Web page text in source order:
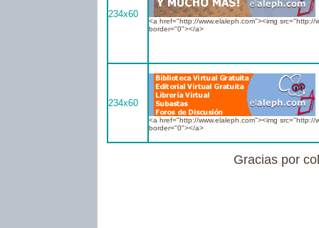
234x60
<a href="http://www.elaleph.com"><img
border="0"></a>
234x60
<a href="http://www.elaleph.com"><img
border="0"></a>
Gracias por